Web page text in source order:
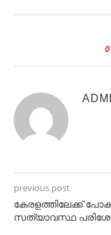
0
previous post
കേരളത്തിലേക്ക്
സത്യാവസ്ഥ